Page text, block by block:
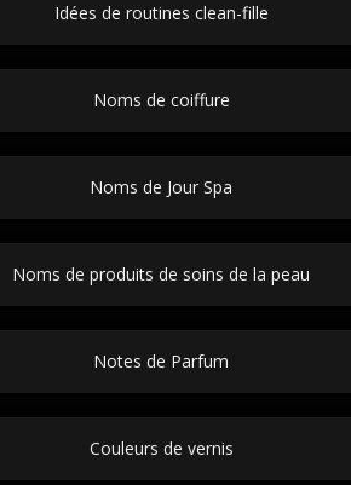
Idées de routines clean-fille
Noms de coiffure
Noms de Jour Spa
Noms de produits de soins de la peau
Notes de Parfum
Couleurs de vernis